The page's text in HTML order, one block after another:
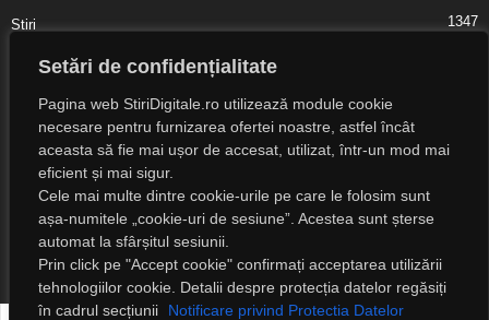
Setări de confidențialitate
Pagina web StiriDigitale.ro utilizează module cookie
necesare pentru furnizarea ofertei noastre, astfel încât
aceasta să fie mai ușor de accesat, utilizat, într-un mod mai
eficient și mai sigur.
Cele mai multe dintre cookie-urile pe care le folosim sunt
așa-numitele „cookie-uri de sesiune”. Acestea sunt șterse
automat la sfârșitul sesiunii.
Prin click pe "Accept cookie" confirmați acceptarea utilizării
tehnologiilor cookie. Detalii despre protecția datelor regăsiți
în cadrul secțiunii
Notificare privind Protectia Datelor
Știri 1347
Digital Lifestyle
Societate
Cultură
Religie
Știri Externe